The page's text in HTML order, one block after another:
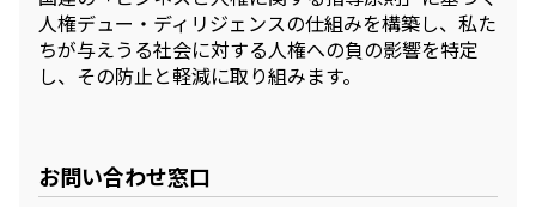
人権デュー・ディリジェンスの仕組みを構築し、私た
ちが与えうる社会に対する人権への負の影響を特定
し、その防止と軽減に取り組みます。
お問い合わせ窓口